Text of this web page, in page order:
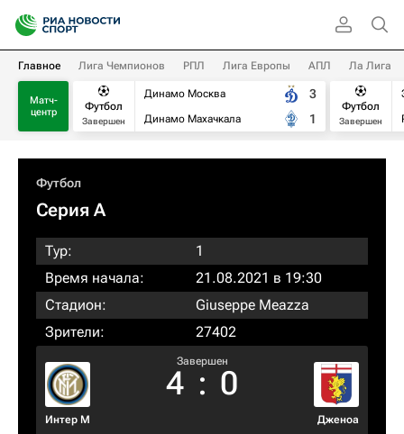
Главное Лига Чемпионов РПЛ Лига Европы АПЛ Ла Лига
Матч-
центр
Футбол
Завершен
Динамо Москва
Динамо Махачкала
3
1
Футбол
Завершен
Футбол
Серия А
Тур:
1
Время начала:
21.08.2021 в 19:30
Стадион:
Giuseppe Meazza
Зрители:
27402
Интер М
Завершен
4 : 0
Дженоа